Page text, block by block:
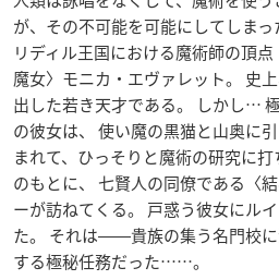
が、その不可能を可能にしてしまっ
リディル王国における魔術師の頂
魔女〉モニカ・エヴァレット。 史
出した若き天才である。 しかし…
の彼女は、 使い魔の黒猫と山奥に
まれて、ひっそりと魔術の研究に
のもとに、 七賢人の同僚である〈
ーが訪ねてくる。 戸惑う彼女にル
た。 それは――貴族の集う名門校
する極秘任務だった……。